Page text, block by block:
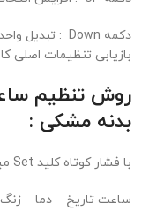
بازیابی تنظیمات اصلی
روش تنظیم
بدنه مشکی :
با فشار کوتاه کلید Set میتوانید تنظیمات مورد نظر را جستجو کنید: